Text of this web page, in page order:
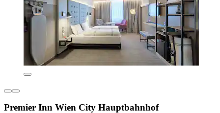
Premier Inn Wien City Hauptbahnhof